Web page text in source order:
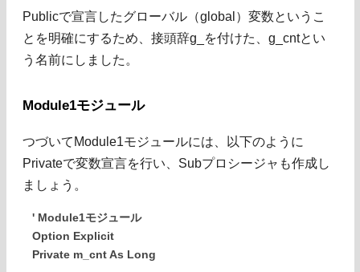
Publicで宣言したグローバル（global）変数というこ
とを明確にするため、接頭辞g_を付けた、g_cntとい
う名前にしました。
Module1モジュール
つづいてModule1モジュールには、以下のように
Privateで変数宣言を行い、Subプロシージャも作成し
ましょう。
' Module1モジュール
Option Explicit
Private m_cnt As Long